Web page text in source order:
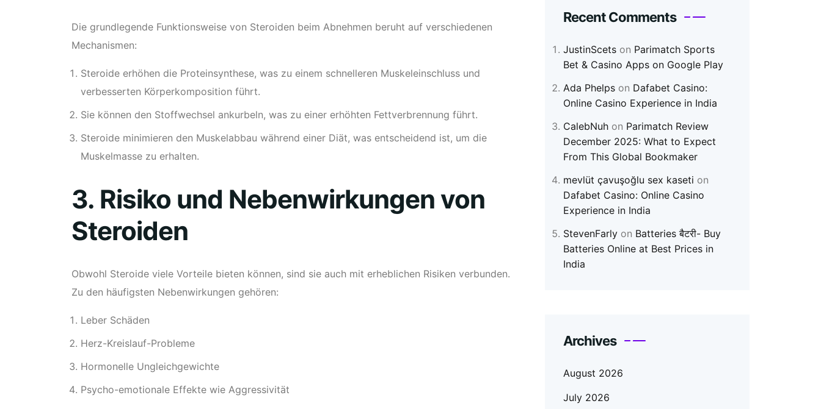
Die grundlegende Funktionsweise von Steroiden beim Abnehmen beruht auf verschiedenen
Mechanismen:
Steroide erhöhen die Proteinsynthese, was zu einem schnelleren Muskeleinschluss und
verbesserten Körperkomposition führt.
Sie können den Stoffwechsel ankurbeln, was zu einer erhöhten Fettverbrennung führt.
Steroide minimieren den Muskelabbau während einer Diät, was entscheidend ist, um die
Muskelmasse zu erhalten.
3. Risiko und Nebenwirkungen von
Steroiden
Obwohl Steroide viele Vorteile bieten können, sind sie auch mit erheblichen Risiken verbunden.
Zu den häufigsten Nebenwirkungen gehören:
Leber Schäden
Herz-Kreislauf-Probleme
Hormonelle Ungleichgewichte
Psycho-emotionale Effekte wie Aggressivität
Recent Comments
JustinScets on Parimatch Sports
Bet & Casino Apps on Google Play
Ada Phelps on Dafabet Casino:
Online Casino Experience in India
CalebNuh on Parimatch Review
December 2025: What to Expect
From This Global Bookmaker
mevlüt çavuşoğlu sex kaseti on
Dafabet Casino: Online Casino
Experience in India
StevenFarly on Batteries बैटरी- Buy
Batteries Online at Best Prices in
India
Archives
August 2026
July 2026